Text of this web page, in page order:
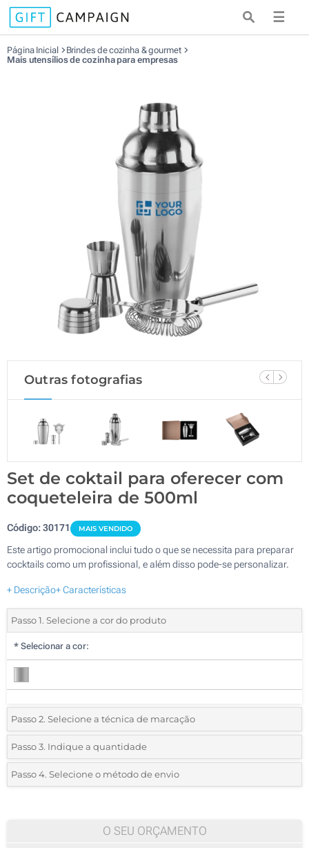
☰
Página Inicial
Brindes de cozinha & gourmet
Mais utensílios de cozinha para empresas
Outras fotografias
Set de coktail para oferecer com
coqueteleira de 500ml
Código:30171 MAIS VENDIDO
Este artigo promocional inclui tudo o que se necessita para preparar
cocktails como um profissional, e além disso pode-se personalizar.
+ Descrição+ Características
Passo 1. Selecione a cor do produto
* Selecionar a cor:
Passo 2. Selecione a técnica de marcação
*Selecione o tipo de marcação e as cores do logotipo:
1 Cor (Coqueteleira)
Passo 3. Indique a quantidade
*Quantidade mínima:5
Passo 4. Selecione o método de envio
O SEU ORÇAMENTO